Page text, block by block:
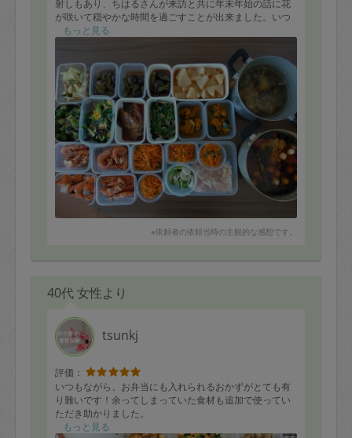
射しもあり、ちはるさんが来訪と共に年末年始の話に花
が咲いて穏やかな時間を過ごすことが出来ました。いつ
もいつも美味しい作り置きをしながらも楽しい会話もし
もっと見る
※依頼者の依頼当時の主観的な感想です。
40代 女性より
tsunkj
評価：
いつもながら、お弁当にも入れられるおかずがとても有
り難いです！余ってしまっていた食材も追加で使ってい
ただき助かりました。
もっと見る